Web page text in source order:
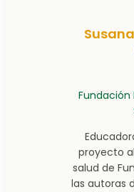
Fundación
proyecto
salud de
las autoras